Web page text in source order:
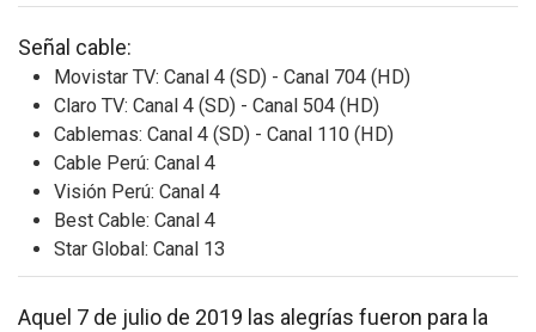
Señal cable:
Movistar TV: Canal 4 (SD) - Canal 704 (HD)
Claro TV: Canal 4 (SD) - Canal 504 (HD)
Cablemas: Canal 4 (SD) - Canal 110 (HD)
Cable Perú: Canal 4
Visión Perú: Canal 4
Best Cable: Canal 4
Star Global: Canal 13
Aquel 7 de julio de 2019 las alegrías fueron para la